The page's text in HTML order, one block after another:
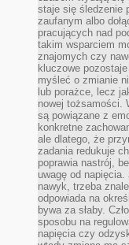
staje się śledzenie
zaufanym albo
pracujących nad
takim wsparciem
znajomych czy
kluczowe
myśleć o zmianie
lub porażce, lecz
nowej tożsamości.
są powiązane z
konkretne
ale dlatego, że
zadania redukuje
poprawia nastrój,
uwagę od
nawyk, trzeba
odpowiada na
bywa za słaby.
sposobu na
napięcia czy